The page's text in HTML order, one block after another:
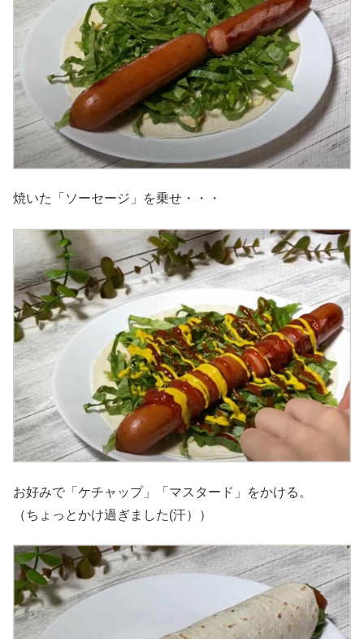
焼いた「ソーセージ」を乗せ・・・
お好みで「ケチャップ」「マスタード」をかける。
（ちょっとかけ過ぎました(汗））